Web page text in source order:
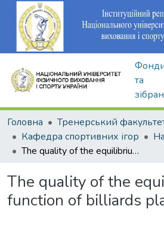
та
Головна
Тренерський
Кафедра спортивних ігор
The quality of the equilibrium function of billiards players
The quality of the
function of billiards